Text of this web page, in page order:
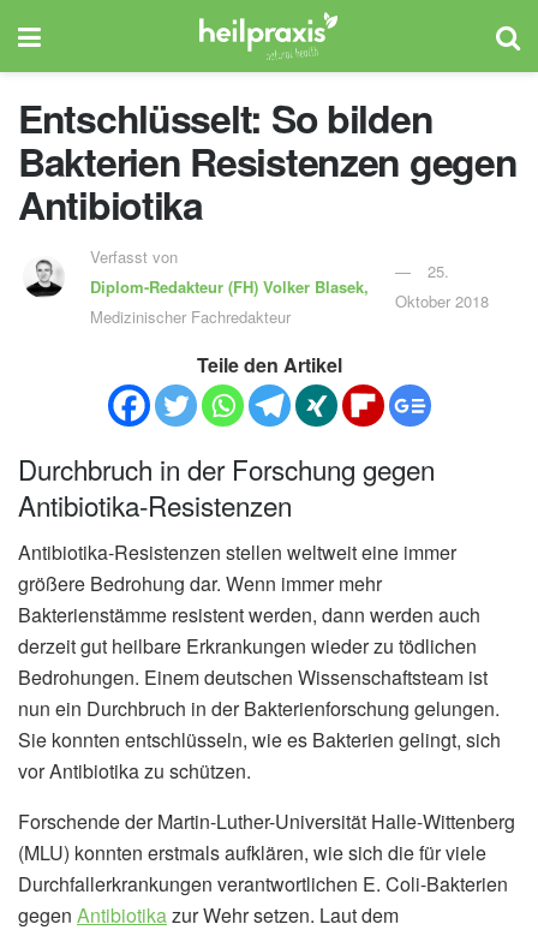
Entschlüsselt: So bilden
Bakterien Resistenzen gegen
Antibiotika
Verfasst von
Diplom-Redakteur (FH) Volker Blasek,
Medizinischer Fachredakteur
25.
Oktober 2018
Teile den Artikel
Durchbruch in der Forschung gegen
Antibiotika-Resistenzen
Antibiotika-Resistenzen stellen weltweit eine immer
größere Bedrohung dar. Wenn immer mehr
Bakterienstämme resistent werden, dann werden auch
derzeit gut heilbare Erkrankungen wieder zu tödlichen
Bedrohungen. Einem deutschen Wissenschaftsteam ist
nun ein Durchbruch in der Bakterienforschung gelungen.
Sie konnten entschlüsseln, wie es Bakterien gelingt, sich
vor Antibiotika zu schützen.
Forschende der Martin-Luther-Universität Halle-Wittenberg
(MLU) konnten erstmals aufklären, wie sich die für viele
Durchfallerkrankungen verantwortlichen E. Coli-Bakterien
gegen Antibiotikazur Wehr setzen. Laut dem